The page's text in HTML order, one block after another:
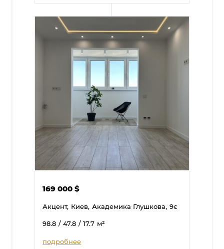
169 000$
Акцент, Киев, Академика Глушкова, 9є
98.8 / 47.8 / 17.7 м²
подробнее